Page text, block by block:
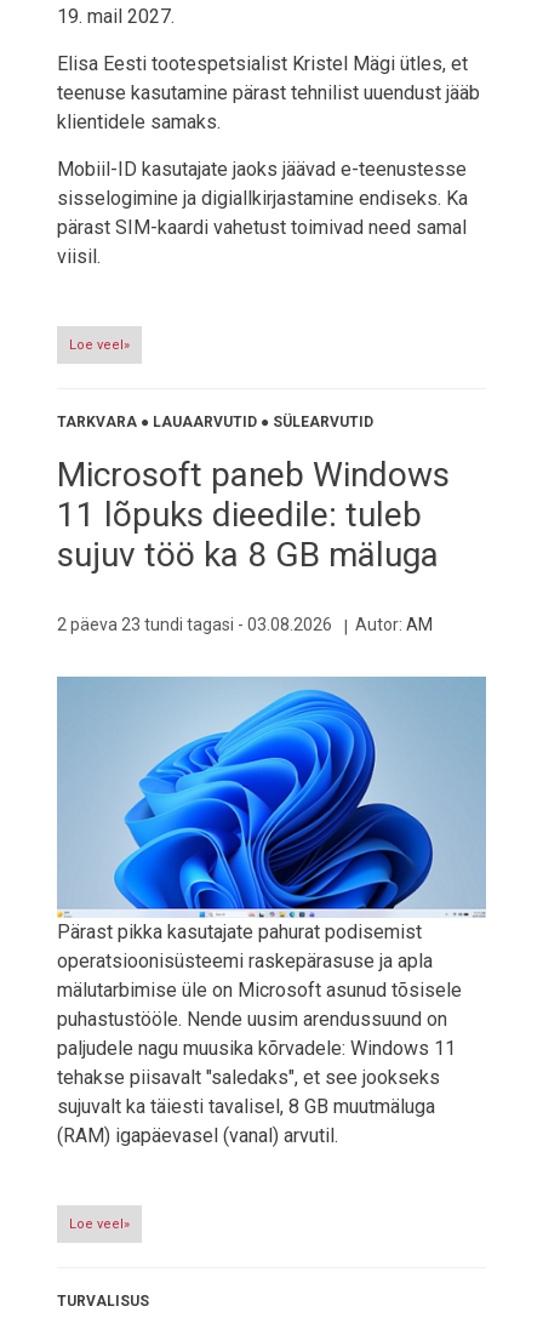
19. mail 2027.
Elisa Eesti tootespetsialist Kristel Mägi ütles, et
teenuse kasutamine pärast tehnilist uuendust jääb
klientidele samaks.
Mobiil-ID kasutajate jaoks jäävad e-teenustesse
sisselogimine ja digiallkirjastamine endiseks. Ka
pärast SIM-kaardi vahetust toimivad need samal
viisil.
Loe veel»
TARKVARA ● LAUAARVUTID ● SÜLEARVUTID
Microsoft paneb Windows
11 lõpuks dieedile: tuleb
sujuv töö ka 8 GB mäluga
2 päeva 23 tundi tagasi - 03.08.2026 Autor: AM
Pärast pikka kasutajate pahurat podisemist
operatsioonisüsteemi raskepärasuse ja apla
mälutarbimise üle on Microsoft asunud tõsisele
puhastustööle. Nende uusim arendussuund on
paljudele nagu muusika kõrvadele: Windows 11
tehakse piisavalt "saledaks", et see jookseks
sujuvalt ka täiesti tavalisel, 8 GB muutmäluga
(RAM) igapäevasel (vanal) arvutil.
Loe veel»
TURVALISUS